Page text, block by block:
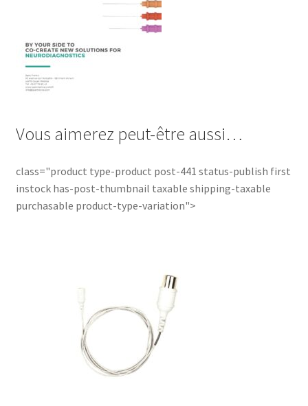
Vous aimerez peut-être aussi…
class="product type-product post-441 status-publish first
instock has-post-thumbnail taxable shipping-taxable
purchasable product-type-variation">